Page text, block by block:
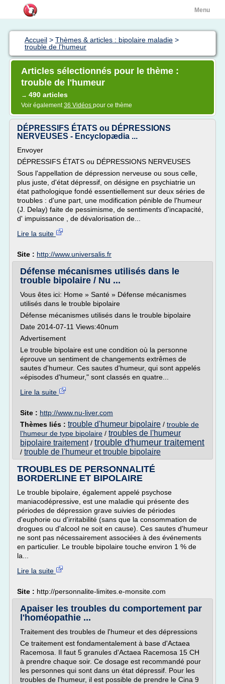
Menu
Accueil > Thèmes & articles : bipolaire maladie >
trouble de l'humeur
Articles sélectionnés pour le thème :
trouble de l'humeur
→ 490 articles
Voir également36 Vidéos pour ce thème
DÉPRESSIFS ÉTATS ou DÉPRESSIONS
NERVEUSES - Encyclopædia ...
Envoyer
DÉPRESSIFS ÉTATS ou DÉPRESSIONS NERVEUSES
Sous l'appellation de dépression nerveuse ou sous celle,
plus juste, d'état dépressif, on désigne en psychiatrie un
état pathologique fondé essentiellement sur deux séries de
troubles : d'une part, une modification pénible de l'humeur
(J. Delay) faite de pessimisme, de sentiments d'incapacité,
d' impuissance , de dévalorisation de...
Lire la suite
Site : http://www.universalis.fr
Défense mécanismes utilisés dans le
trouble bipolaire / Nu ...
Vous êtes ici: Home » Santé » Défense mécanismes
utilisés dans le trouble bipolaire
Défense mécanismes utilisés dans le trouble bipolaire
Date 2014-07-11 Views:40num
Advertisement
Le trouble bipolaire est une condition où la personne
éprouve un sentiment de changements extrêmes de
sautes d'humeur. Ces sautes d'humeur, qui sont appelés
«épisodes d'humeur," sont classés en quatre...
Lire la suite
Site : http://www.nu-liver.com
Thèmes liés : trouble d'humeur bipolaire / trouble de
l'humeur de type bipolaire / troubles de l'humeur
bipolaire traitement/ trouble d'humeur traitement
/ trouble de l'humeur et trouble bipolaire
TROUBLES DE PERSONNALITÉ
BORDERLINE ET BIPOLAIRE
Le trouble bipolaire, également appelé psychose
maniacodépressive, est une maladie qui présente des
périodes de dépression grave suivies de périodes
d'euphorie ou d'irritabilité (sans que la consommation de
drogues ou d'alcool ne soit en cause). Ces sautes d'humeur
ne sont pas nécessairement associées à des événements
en particulier. Le trouble bipolaire touche environ 1 % de
la...
Lire la suite
Site : http://personnalite-limites.e-monsite.com
Apaiser les troubles du comportement par
l'homéopathie ...
Traitement des troubles de l'humeur et des dépressions
Ce traitement est fondamentalement à base d'Actaea
Racemosa. Il faut 5 granules d'Actaea Racemosa 15 CH
à prendre chaque soir. Ce dosage est recommandé pour
les personnes qui sont dans un état dépressif. Pour les
troubles de l'humeur, il est possible de prendre le Cina 9